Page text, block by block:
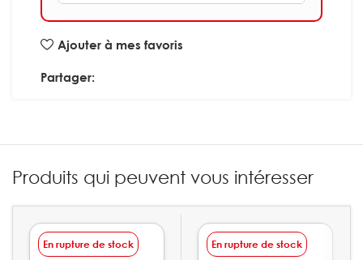
Ajouter à mes favoris
Partager:
Produits qui peuvent vous intéresser
En rupture de stock En rupture de stock